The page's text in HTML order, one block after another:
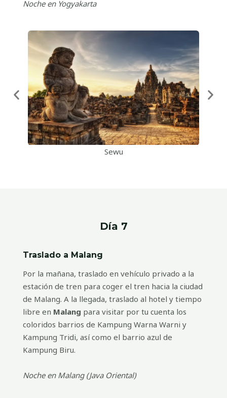
Noche en Yogyakarta
Sewu
Día 7
Traslado a Malang
Por la mañana, traslado en vehículo privado a la
estación de tren para coger el tren hacia la ciudad
de Malang. A la llegada, traslado al hotel y tiempo
libre en Malang para visitar por tu cuenta los
coloridos barrios de Kampung Warna Warni y
Kampung Tridi, así como el barrio azul de
Kampung Biru.
Noche en Malang (Java Oriental)